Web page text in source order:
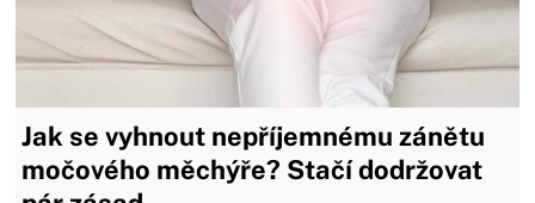
Jak se vyhnout nepříjemnému zánětu
močového měchýře? Stačí dodržovat